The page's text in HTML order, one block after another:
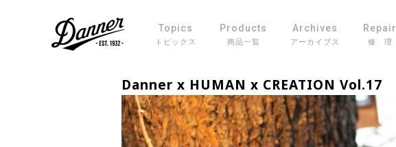
Topics
トピックス
Products
商品一覧
Archives
アーカイブス
Repair
修 理
Danner x HUMAN x CREATION Vol.17